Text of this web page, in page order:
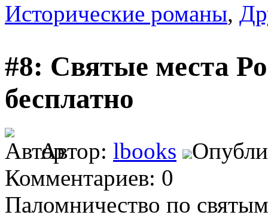
Исторические романы,
#8: Святые места
бесплатно
Автор: lbooks
Комментариев: 0
Паломничество по